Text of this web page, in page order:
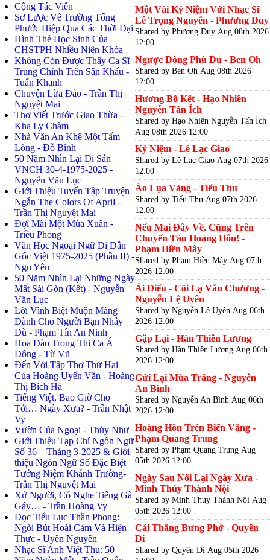
Cộng Tác Viên
Sơ Lược Về Trường Tống
Phước Hiệp Qua Các Thời Đại
Hình Thẻ Học Sinh Của
CHSTPH Nhiều Niên Khóa
Không Còn Được Thấy Ca Sĩ
Trung Chỉnh Trên Sân Khấu -
Tuấn Khanh
Chuyện Lừa Đảo - Trần Thị
Nguyệt Mai
Thơ Viết Trước Giao Thừa -
Kha Ly Chàm
Nhà Văn An Khê Một Tấm
Lòng - Đỗ Bình
50 Năm Nhìn Lại Di Sản
VNCH 30-4-1975-2025 -
Nguyễn Văn Lục
Giới Thiệu Tuyển Tập Truyện
Ngắn The Colors Of April -
Trần Thị Nguyệt Mai
Đợi Mãi Một Mùa Xuân -
Triều Phong
Văn Học Ngoại Ngữ Di Dân
Gốc Việt 1975-2025 (Phần II) -
Ngu Yên
50 Năm Nhìn Lại Những Ngày
Mất Sài Gòn (Kết) - Nguyễn
Văn Lục
Lời Vĩnh Biệt Muộn Màng
Dành Cho Người Bạn Nhảy
Dù - Phạm Tín An Ninh
Hoa Đào Trong Thi Ca Á
Đông - Từ Vũ
Đến Với Tập Thơ Thứ Hai
Của Hoàng Uyển Văn - Hoàng
Thị Bích Hà
Tiếng Việt, Bao Giờ Cho
Tới… Ngày Xưa? - Trần Nhật
Vy
Vườn Của Ngoại - Thủy Như
Giới Thiệu Tạp Chí Ngôn Ngữ
Số 36 – Tháng 3-2025 & Giới
thiệu Ngôn Ngữ Số Đặc Biệt
Tưởng Niệm Khánh Trường-
Trần Thị Nguyệt Mai
Xứ Người, Có Nghe Tiếng Gà
Gáy… - Trần Hoàng Vy
Đọc Tiểu Lục Thần Phong:
Ngòi Bút Hoài Cảm Và Hiện
Thực - Uyên Nguyên
Nhạc Sĩ Anh Việt Thu: 50
Một Vài Kỷ Niệm Với Nhạc Sĩ
Lê Trọng Nguyễn - Phương Duy
Shared by Phương Duy Aug 08th 2026
12:00
Ngược Dòng Phù Du - Ben Oh
Shared by Ben Oh Aug 08th 2026
12:00
Hương Bồ Kết - Hạo Nhiên
Nguyễn Tấn Ích
Shared by Hạo Nhiên Nguyễn Tấn Ích
Aug 08th 2026 12:00
Kỷ Niệm - Lê Lạc Giao
Shared by Lê Lạc Giao Aug 07th 2026
12:00
Áo Lụa Vàng - Tiểu Thu
Shared by Tiểu Thu Aug 07th 2026
12:00
Nếu Mai Đây Về, Cũng Trên
Chuyến Tàu Hoàng Hôn! -
Phạm Hiền Mây
Shared by Phạm Hiền Mây Aug 07th
2026 12:00
Ái Điểu - Cõi Lạ Văn Chương -
Nguyễn Lệ Uyên
Shared by Nguyễn Lệ Uyên Aug 06th
2026 12:00
Gặp Lại - Hàn Thiên Lương
Shared by Hàn Thiên Lương Aug 06th
2026 12:00
Gửi Lại Mùa Trăng - Nguyễn
An Bình
Shared by Nguyễn An Bình Aug 06th
2026 12:00
Hoàng Hôn Trên Biển Vắng -
Phạm Quang Trung
Shared by Phạm Quang Trung Aug
05th 2026 12:00
Ngày Sau Nối Lại Ngày Xưa -
Minh Thúy Thành Nội
Shared by Minh Thúy Thành Nội Aug
05th 2026 12:00
Cái Thằng Bưng Phở - Quyên
Di
Shared by Quyên Di Aug 05th 2026